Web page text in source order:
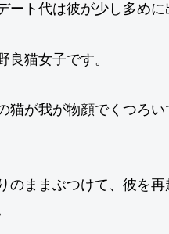
ト代は彼が少し多めに
良猫女子です。
猫が我が物顔でくつろ
のままぶつけて、彼を